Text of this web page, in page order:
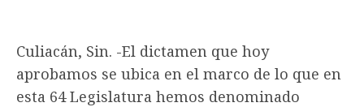
Culiacán, Sin. -El dictamen que hoy
aprobamos se ubica en el marco de lo que en
esta 64 Legislatura hemos denominado